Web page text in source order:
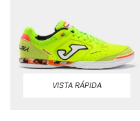
VISTA RÁPIDA